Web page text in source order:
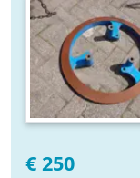
€ 250